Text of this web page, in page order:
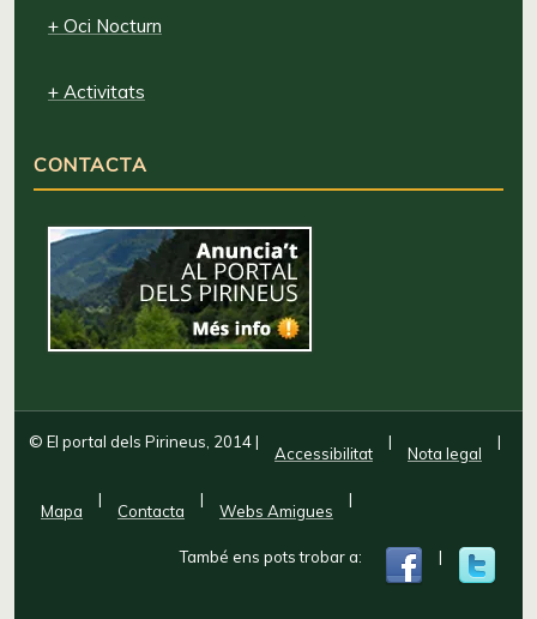
+ Oci Nocturn
+ Activitats
CONTACTA
© El portal dels Pirineus, 2014|
Accessibilitat
|
Nota legal
|
Mapa
|
Contacta
|
Webs Amigues
|
També ens pots trobar a: |